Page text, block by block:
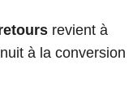
revient à
à la conversion